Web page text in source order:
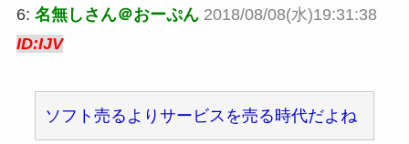
6: 名無しさん＠おーぷん 2018/08/08(水)19:31:38
ID:IJV
ソフト売るよりサービスを売る時代だよね